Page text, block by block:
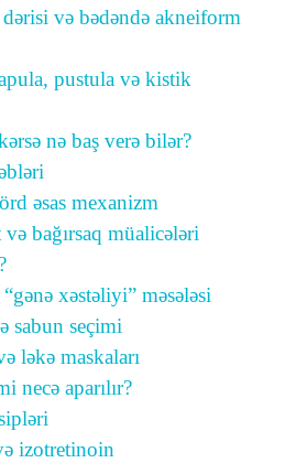
və bədəndə akneiform
pustula və kistik
nə baş verə bilər?
əsas mexanizm
bağırsaq müalicələri
xəstəliyi” məsələsi
sabun seçimi
ləkə maskaları
necə aparılır?
izotretinoin